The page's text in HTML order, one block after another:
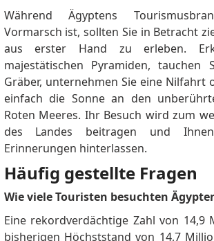
Während Ägyptens
Vormarsch ist, sollten Sie in Betracht
aus erster Hand zu erleben.
majestätischen Pyramiden,
Gräber, unternehmen Sie eine Nilfahrt
einfach die Sonne an den
Roten Meeres. Ihr Besuch wird zum
des Landes beitragen und Ihnen
Erinnerungen hinterlassen.
Häufig gestellte Fragen
Wie viele Touristen besuchten
Eine rekordverdächtige Zahl von 14,9
bisherigen Höchststand von 14,7